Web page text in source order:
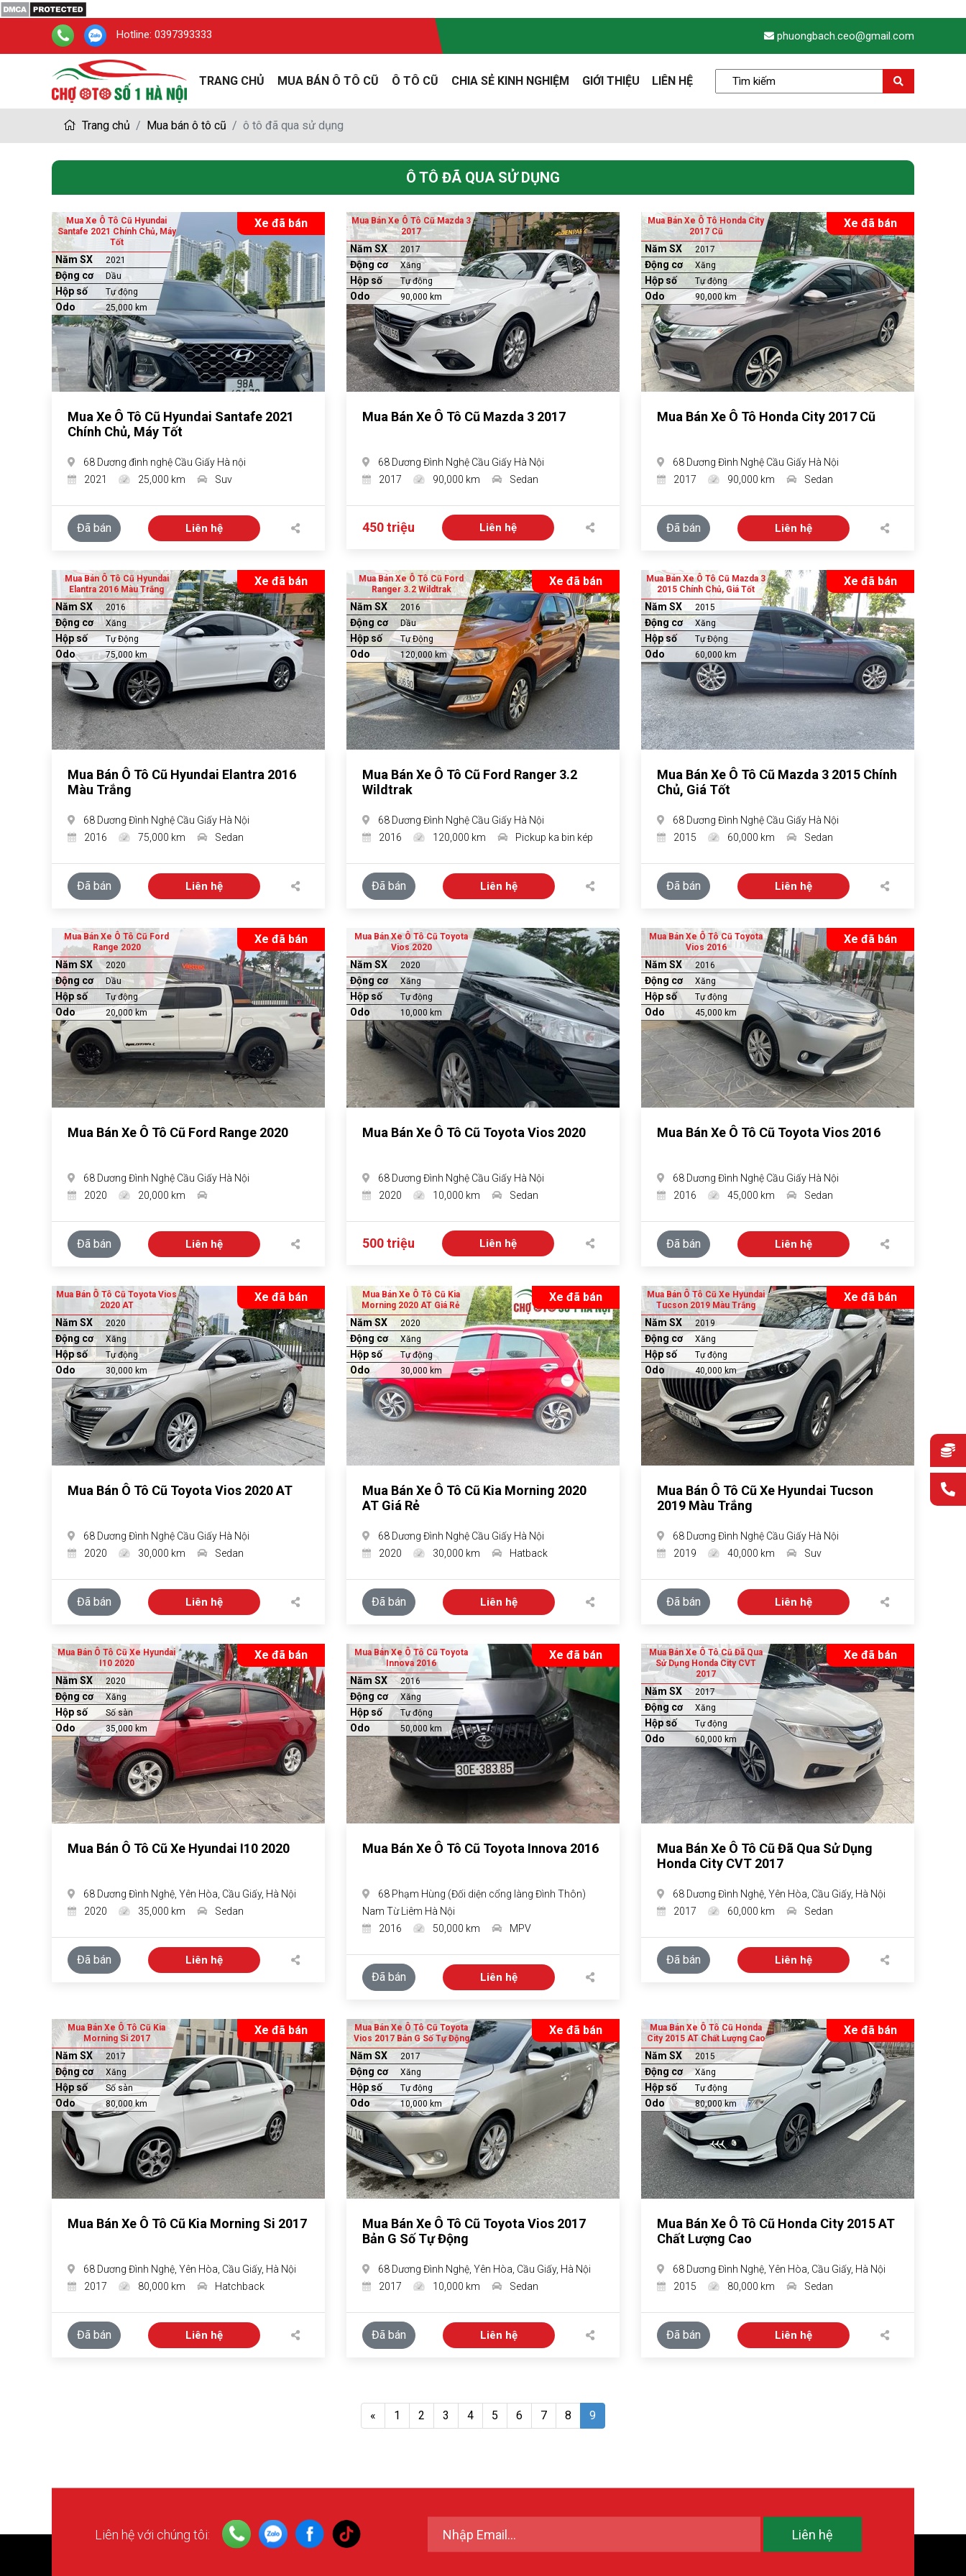
Hotline: 0397393333 phuongbach.ceo@gmail.com
TRANG CHỦ MUA BÁN Ô TÔ CŨ Ô TÔ CŨ CHIA SẺ KINH NGHIỆM GIỚI THIỆU LIÊN HỆ
Trang chủ Mua bán ô tô cũ ô tô đã qua sử dụng
Ô TÔ ĐÃ QUA SỬ DỤNG
Xe đã bán
Mua Xe Ô Tô Cũ Hyundai
Santafe 2021 Chính Chủ, Máy
Tốt
Năm SX 2021
Động cơ Dầu
Hộp số Tự động
Odo 25,000 km
Mua Xe Ô Tô Cũ Hyundai Santafe 2021
Chính Chủ, Máy Tốt
68 Dương đình nghệ Cầu Giấy Hà nội
2021
25,000 km Suv
Đã bán Liên hệ
Mua Bán Xe Ô Tô Cũ Mazda 3
2017
Năm SX 2017
Động cơ Xăng
Hộp số Tự động
Odo 90,000 km
Mua Bán Xe Ô Tô Cũ Mazda 3 2017
68 Dương Đình Nghệ Cầu Giấy Hà Nội
2017
90,000 km Sedan
450 triệu Liên hệ
Xe đã bán
Mua Bán Xe Ô Tô Honda City
2017 Cũ
Năm SX 2017
Động cơ Xăng
Hộp số Tự động
Odo 90,000 km
Mua Bán Xe Ô Tô Honda City 2017 Cũ
68 Dương Đình Nghệ Cầu Giấy Hà Nội
2017
90,000 km Sedan
Đã bán Liên hệ
Xe đã bán
Mua Bán Ô Tô Cũ Hyundai
Elantra 2016 Màu Trắng
Năm SX 2016
Động cơ Xăng
Hộp số Tự Động
Odo 75,000 km
Mua Bán Ô Tô Cũ Hyundai Elantra 2016
Màu Trắng
68 Dương Đình Nghệ Cầu Giấy Hà Nội
2016
75,000 km Sedan
Đã bán Liên hệ
Xe đã bán
Mua Bán Xe Ô Tô Cũ Ford
Ranger 3.2 Wildtrak
Năm SX 2016
Động cơ Dầu
Hộp số Tự Động
Odo 120,000 km
Mua Bán Xe Ô Tô Cũ Ford Ranger 3.2
Wildtrak
68 Dương Đình Nghệ Cầu Giấy Hà Nội
2016
120,000 km Pickup ka bin kép
Đã bán Liên hệ
Xe đã bán
Mua Bán Xe Ô Tô Cũ Mazda 3
2015 Chính Chủ, Giá Tốt
Năm SX 2015
Động cơ Xăng
Hộp số Tự Động
Odo 60,000 km
Mua Bán Xe Ô Tô Cũ Mazda 3 2015 Chính
Chủ, Giá Tốt
68 Dương Đình Nghệ Cầu Giấy Hà Nội
2015
60,000 km Sedan
Đã bán Liên hệ
Xe đã bán
Mua Bán Xe Ô Tô Cũ Ford
Range 2020
Năm SX 2020
Động cơ Dầu
Hộp số Tự động
Odo 20,000 km
Mua Bán Xe Ô Tô Cũ Ford Range 2020
68 Dương Đình Nghệ Cầu Giấy Hà Nội
2020
20,000 km
Đã bán Liên hệ
Mua Bán Xe Ô Tô Cũ Toyota
Vios 2020
Năm SX 2020
Động cơ Xăng
Hộp số Tự động
Odo 10,000 km
Mua Bán Xe Ô Tô Cũ Toyota Vios 2020
68 Dương Đình Nghệ Cầu Giấy Hà Nội
2020
10,000 km Sedan
500 triệu Liên hệ
Xe đã bán
Mua Bán Xe Ô Tô Cũ Toyota
Vios 2016
Năm SX 2016
Động cơ Xăng
Hộp số Tự động
Odo 45,000 km
Mua Bán Xe Ô Tô Cũ Toyota Vios 2016
68 Dương Đình Nghệ Cầu Giấy Hà Nội
2016
45,000 km Sedan
Đã bán Liên hệ
Xe đã bán
Mua Bán Ô Tô Cũ Toyota Vios
2020 AT
Năm SX 2020
Động cơ Xăng
Hộp số Tự động
Odo 30,000 km
Mua Bán Ô Tô Cũ Toyota Vios 2020 AT
68 Dương Đình Nghệ Cầu Giấy Hà Nội
2020
30,000 km Sedan
Đã bán Liên hệ
Xe đã bán
Mua Bán Xe Ô Tô Cũ Kia
Morning 2020 AT Giá Rẻ
Năm SX 2020
Động cơ Xăng
Hộp số Tự động
Odo 30,000 km
Mua Bán Xe Ô Tô Cũ Kia Morning 2020
AT Giá Rẻ
68 Dương Đình Nghệ Cầu Giấy Hà Nội
2020
30,000 km Hatback
Đã bán Liên hệ
Xe đã bán
Mua Bán Ô Tô Cũ Xe Hyundai
Tucson 2019 Màu Trắng
Năm SX 2019
Động cơ Xăng
Hộp số Tự động
Odo 40,000 km
Mua Bán Ô Tô Cũ Xe Hyundai Tucson
2019 Màu Trắng
68 Dương Đình Nghệ Cầu Giấy Hà Nội
2019
40,000 km Suv
Đã bán Liên hệ
Xe đã bán
Mua Bán Ô Tô Cũ Xe Hyundai
I10 2020
Năm SX 2020
Động cơ Xăng
Hộp số Số sàn
Odo 35,000 km
Mua Bán Ô Tô Cũ Xe Hyundai I10 2020
68 Dương Đình Nghệ, Yên Hòa, Cầu Giấy, Hà Nội
2020
35,000 km Sedan
Đã bán Liên hệ
Xe đã bán
Mua Bán Xe Ô Tô Cũ Toyota
Innova 2016
Năm SX 2016
Động cơ Xăng
Hộp số Tự động
Odo 50,000 km
Mua Bán Xe Ô Tô Cũ Toyota Innova 2016
68 Phạm Hùng (Đối diện cổng làng Đình Thôn)
Nam Từ Liêm Hà Nội
2016
50,000 km MPV
Đã bán Liên hệ
Xe đã bán
Mua Bán Xe Ô Tô Cũ Đã Qua
Sử Dụng Honda City CVT
2017
Năm SX 2017
Động cơ Xăng
Hộp số Tự động
Odo 60,000 km
Mua Bán Xe Ô Tô Cũ Đã Qua Sử Dụng
Honda City CVT 2017
68 Dương Đình Nghệ, Yên Hòa, Cầu Giấy, Hà Nội
2017
60,000 km Sedan
Đã bán Liên hệ
Xe đã bán
Mua Bán Xe Ô Tô Cũ Kia
Morning Si 2017
Năm SX 2017
Động cơ Xăng
Hộp số Số sàn
Odo 80,000 km
Mua Bán Xe Ô Tô Cũ Kia Morning Si 2017
68 Dương Đình Nghệ, Yên Hòa, Cầu Giấy, Hà Nội
2017
80,000 km Hatchback
Đã bán Liên hệ
Xe đã bán
Mua Bán Xe Ô Tô Cũ Toyota
Vios 2017 Bản G Số Tự Động
Năm SX 2017
Động cơ Xăng
Hộp số Tự động
Odo 10,000 km
Mua Bán Xe Ô Tô Cũ Toyota Vios 2017
Bản G Số Tự Động
68 Dương Đình Nghệ, Yên Hòa, Cầu Giấy, Hà Nội
2017
10,000 km Sedan
Đã bán Liên hệ
Xe đã bán
Mua Bán Xe Ô Tô Cũ Honda
City 2015 AT Chất Lượng Cao
Năm SX 2015
Động cơ Xăng
Hộp số Tự động
Odo 80,000 km
Mua Bán Xe Ô Tô Cũ Honda City 2015 AT
Chất Lượng Cao
68 Dương Đình Nghệ, Yên Hòa, Cầu Giấy, Hà Nội
2015
80,000 km Sedan
Đã bán Liên hệ
« 1 2 3 4 5 6 7 8 9
Liên hệ với chúng tôi: Liên hệ